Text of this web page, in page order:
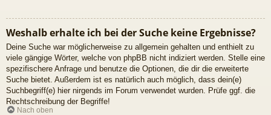
Weshalb erhalte ich bei der Suche keine Ergebnisse?
Deine Suche war möglicherweise zu allgemein gehalten und enthielt zu
viele gängige Wörter, welche von phpBB nicht indiziert werden. Stelle eine
spezifischere Anfrage und benutze die Optionen, die dir die erweiterte
Suche bietet. Außerdem ist es natürlich auch möglich, dass dein(e)
Suchbegriff(e) hier nirgends im Forum verwendet wurden. Prüfe ggf. die
Rechtschreibung der Begriffe!
Nach oben